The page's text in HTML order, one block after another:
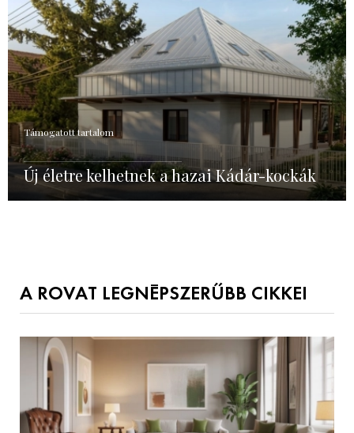
Támogatott tartalom
Új életre kelhetnek a hazai Kádár-kockák
A ROVAT LEGNÉPSZERŰBB CIKKEI